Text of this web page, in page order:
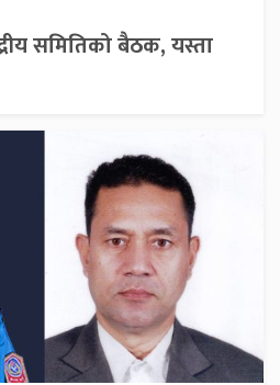
समितिको बैठक, यस्ता